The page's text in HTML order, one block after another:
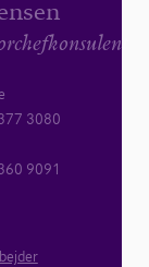
3080
9091